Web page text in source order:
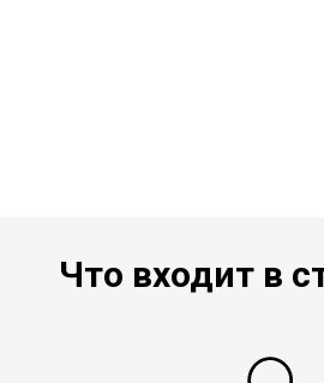
Что входит в